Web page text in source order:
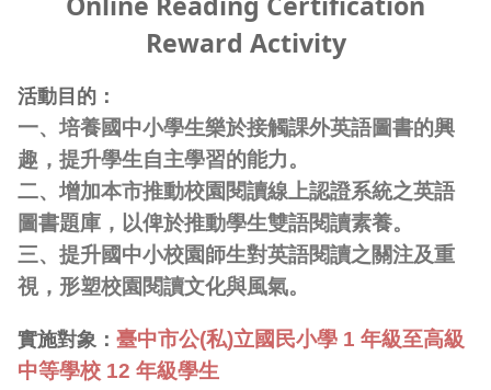
Reward Activity
活動目的：
一、培養國中小學生樂於接觸課外英語圖書的興
趣，提升學生自主學習的能力。
二、增加本市推動校園閱讀線上認證系統之英語
圖書題庫，以俾於推動學生雙語閱讀素養。
三、提升國中小校園師生對英語閱讀之關注及重
視，形塑校園閱讀文化與風氣。
實施對象： 臺中市公(私)立國民小學 1 年級至高級
中等學校 12 年級學生